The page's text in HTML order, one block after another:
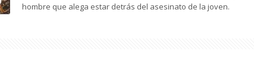
hombre que alega estar detrás del asesinato de la joven.